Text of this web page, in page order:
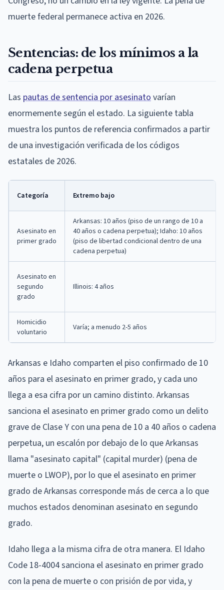
muerte federal permanece activa en 2026.
Sentencias: de los mínimos a la
cadena perpetua
Las pautas de sentencia por asesinatovarían
enormemente según el estado. La siguiente tabla
muestra los puntos de referencia confirmados a partir
de una investigación verificada de los códigos
estatales de 2026.
Categoría Extremo bajo
Asesinato en
primer grado
Arkansas: 10 años (piso de un rango de 10 a
40 años o cadena perpetua); Idaho: 10 años
(piso de libertad condicional dentro de una
cadena perpetua)
Asesinato en
segundo
grado
Illinois: 4 años
Homicidio
voluntario
Varía; a menudo 2-5 años
Arkansas e Idaho comparten el piso confirmado de 10
años para el asesinato en primer grado, y cada uno
llega a esa cifra por un camino distinto. Arkansas
sanciona el asesinato en primer grado como un delito
grave de Clase Y con una pena de 10 a 40 años o cadena
perpetua, un escalón por debajo de lo que Arkansas
llama "asesinato capital" (capital murder) (pena de
muerte o LWOP), por lo que el asesinato en primer
grado de Arkansas corresponde más de cerca a lo que
muchos estados denominan asesinato en segundo
grado.
Idaho llega a la misma cifra de otra manera. El Idaho
Code 18-4004 sanciona el asesinato en primer grado
con la pena de muerte o con prisión de por vida, y